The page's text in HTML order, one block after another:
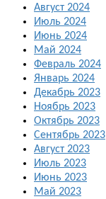
Август 2024
Июль 2024
Июнь 2024
Май 2024
Февраль 2024
Январь 2024
Декабрь 2023
Ноябрь 2023
Октябрь 2023
Сентябрь 2023
Август 2023
Июль 2023
Июнь 2023
Май 2023